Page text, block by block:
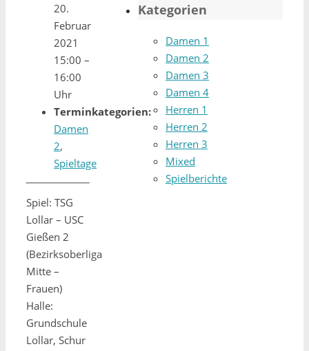
20.
Februar
2021
15:00 –
16:00
Uhr
Terminkategorien:
Damen
2,
Spieltage
Spiel: TSG
Lollar – USC
Gießen 2
(Bezirksoberliga
Mitte –
Frauen)
Halle:
Grundschule
Lollar, Schur
Kategorien
Damen 1
Damen 2
Damen 3
Damen 4
Herren 1
Herren 2
Herren 3
Mixed
Spielberichte